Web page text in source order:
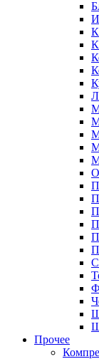
Прочее